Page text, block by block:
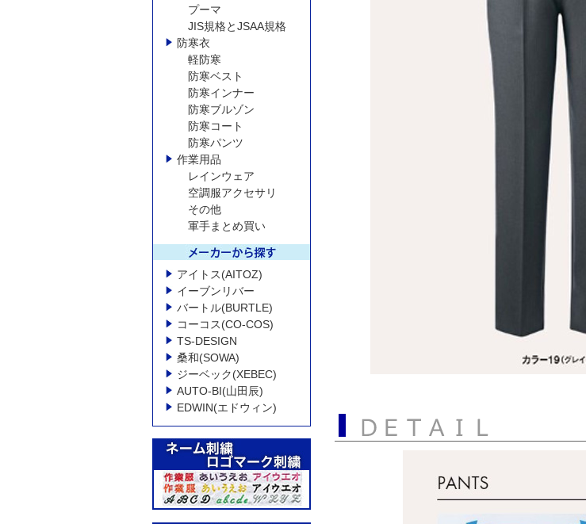
プーマ
JIS規格とJSAA規格
防寒衣
軽防寒
防寒ベスト
防寒インナー
防寒ブルゾン
防寒コート
防寒パンツ
作業用品
レインウェア
空調服アクセサリ
その他
軍手まとめ買い
アイトス(AITOZ)
イーブンリバー
バートル(BURTLE)
コーコス(CO-COS)
TS-DESIGN
桑和(SOWA)
ジーベック(XEBEC)
AUTO-BI(山田辰)
EDWIN(エドウィン)